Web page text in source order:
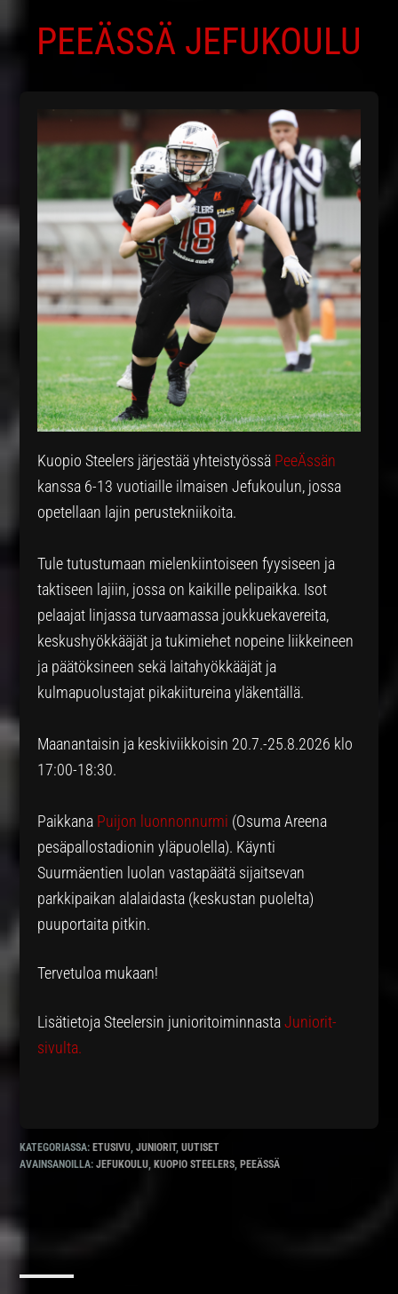
PEEÄSSÄ JEFUKOULU
Kuopio Steelers järjestää yhteistyössä PeeÄssän
kanssa 6-13 vuotiaille ilmaisen Jefukoulun, jossa
opetellaan lajin perustekniikoita.
Tule tutustumaan mielenkiintoiseen fyysiseen ja
taktiseen lajiin, jossa on kaikille pelipaikka. Isot
pelaajat linjassa turvaamassa joukkuekavereita,
keskushyökkääjät ja tukimiehet nopeine liikkeineen
ja päätöksineen sekä laitahyökkääjät ja
kulmapuolustajat pikakiitureina yläkentällä.
Maanantaisin ja keskiviikkoisin 20.7.-25.8.2026 klo
17:00-18:30.
Paikkana Puijon luonnonnurmi (Osuma Areena
pesäpallostadionin yläpuolella). Käynti
Suurmäentien luolan vastapäätä sijaitsevan
parkkipaikan alalaidasta (keskustan puolelta)
puuportaita pitkin.
Tervetuloa mukaan!
Lisätietoja Steelersin junioritoiminnastaJuniorit-
sivulta.
KATEGORIASSA: ETUSIVU,JUNIORIT,UUTISET
AVAINSANOILLA:JEFUKOULU, KUOPIO STEELERS, PEEÄSSÄ